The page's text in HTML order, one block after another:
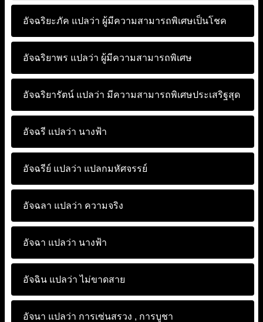
อัจฉริยะภัค แปลว่า ผู้มีความสามารถพิเศษเป็นโชค
อัจฉริยาพร แปลว่า ผู้มีความสามารถพิเศษ
อัจฉริยารัตน์ แปลว่า มีความสามารถพิเศษประเสริฐสุด
อัจฉรี แปลว่า นางฟ้า
อัจฉรีย์ แปลว่า แปลกมหัศจรรย์
อัจฉลา แปลว่า ความจริง
อัจฉา แปลว่า นางฟ้า
อัจฉิน แปลว่า ไม่ขาดสาย
อัจนา แปลว่า การเซ่นสรวง , การบูชา